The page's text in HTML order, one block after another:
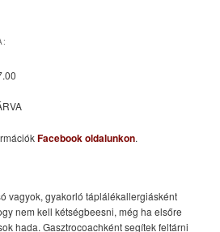
Facebook oldalunkon.
vagyok, gyakorló táplálékallergiásként
nem kell kétségbeesni, még ha elsőre
hada. Gasztrocoachként segítek feltárni